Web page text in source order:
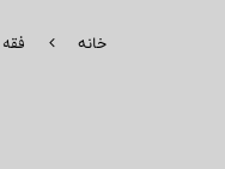
خانه فقه 23 آبان – تقیه در